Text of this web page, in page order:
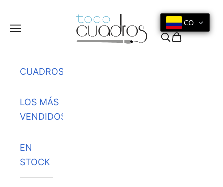
Menú
CO
Buscar
Cesta
CUADROS
LOS MÁS
VENDIDOS
EN
STOCK